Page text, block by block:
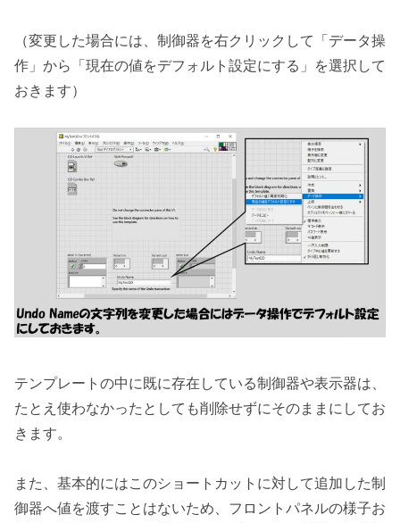
（変更した場合には、制御器を右クリックして「データ操
作」から「現在の値をデフォルト設定にする」を選択して
おきます）
テンプレートの中に既に存在している制御器や表示器は、
たとえ使わなかったとしても削除せずにそのままにしてお
きます。
また、基本的にはこのショートカットに対して追加した制
御器へ値を渡すことはないため、フロントパネルの様子お